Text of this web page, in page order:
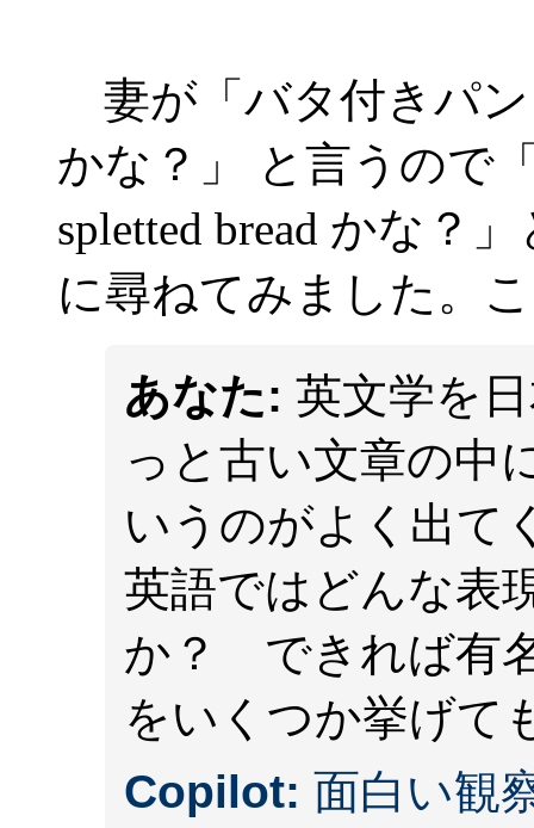
妻が「バタ付きパ
かな？」 と言うので
spletted bread かな？
に尋ねてみました。
あなた: 英文学を
っと古い文章の中
いうのがよく出て
英語ではどんな表
か？ できれば有
をいくつか挙げて
Copilot: 面白い観